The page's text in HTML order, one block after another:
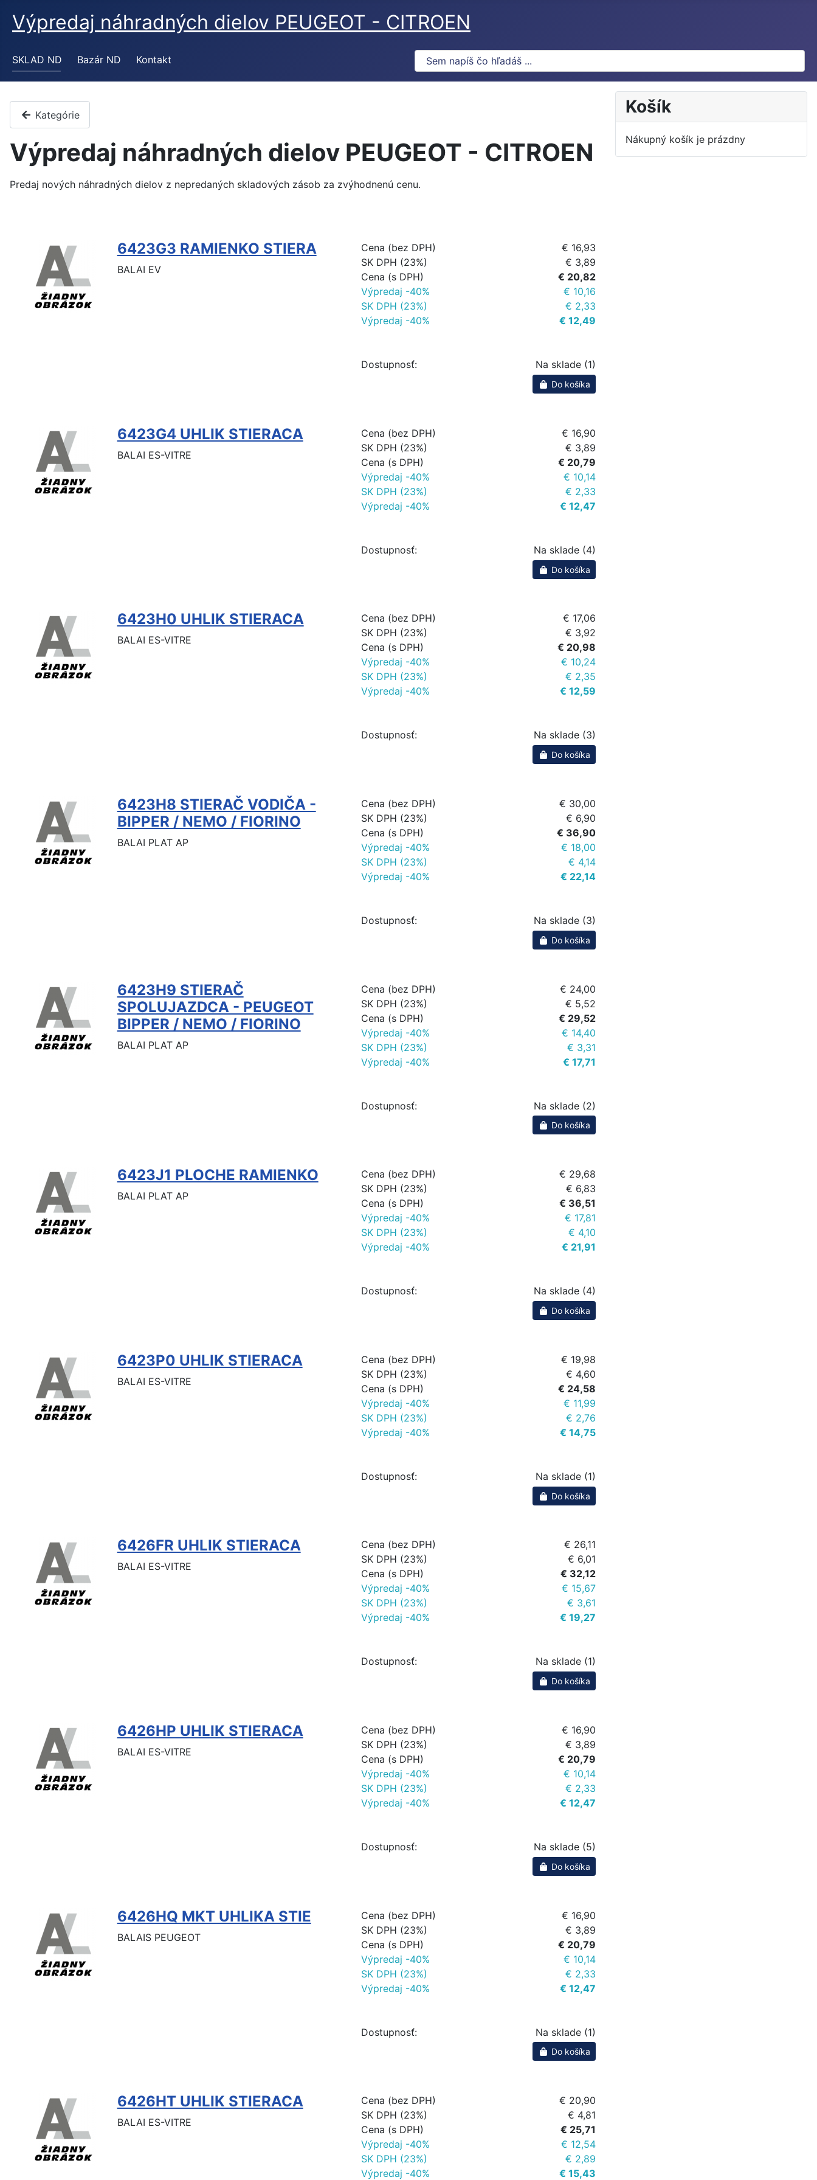
Výpredaj náhradných dielov PEUGEOT - CITROEN
SKLAD ND Bazár ND Kontakt
Kategórie
Výpredaj náhradných dielov PEUGEOT - CITROEN
Predaj nových náhradných dielov z nepredaných skladových zásob za zvýhodnenú cenu.
6423G3 RAMIENKO STIERA
BALAI EV
Cena (bez DPH)
€ 16,93
SK DPH (23%)
€ 3,89
Cena (s DPH)
€ 20,82
Výpredaj -40%
€ 10,16
SK DPH (23%)
€ 2,33
Výpredaj -40%
€ 12,49
Dostupnosť: Na sklade (1)
Do košíka
6423G4 UHLIK STIERACA
BALAI ES-VITRE
Cena (bez DPH)
€ 16,90
SK DPH (23%)
€ 3,89
Cena (s DPH)
€ 20,79
Výpredaj -40%
€ 10,14
SK DPH (23%)
€ 2,33
Výpredaj -40%
€ 12,47
Dostupnosť: Na sklade (4)
Do košíka
6423H0 UHLIK STIERACA
BALAI ES-VITRE
Cena (bez DPH)
€ 17,06
SK DPH (23%)
€ 3,92
Cena (s DPH)
€ 20,98
Výpredaj -40%
€ 10,24
SK DPH (23%)
€ 2,35
Výpredaj -40%
€ 12,59
Dostupnosť: Na sklade (3)
Do košíka
6423H8 STIERAČ VODIČA -
BIPPER / NEMO / FIORINO
BALAI PLAT AP
Cena (bez DPH)
€ 30,00
SK DPH (23%)
€ 6,90
Cena (s DPH)
€ 36,90
Výpredaj -40%
€ 18,00
SK DPH (23%)
€ 4,14
Výpredaj -40%
€ 22,14
Dostupnosť: Na sklade (3)
Do košíka
6423H9 STIERAČ
SPOLUJAZDCA - PEUGEOT
BIPPER / NEMO / FIORINO
BALAI PLAT AP
Cena (bez DPH)
€ 24,00
SK DPH (23%)
€ 5,52
Cena (s DPH)
€ 29,52
Výpredaj -40%
€ 14,40
SK DPH (23%)
€ 3,31
Výpredaj -40%
€ 17,71
Dostupnosť: Na sklade (2)
Do košíka
6423J1 PLOCHE RAMIENKO
BALAI PLAT AP
Cena (bez DPH)
€ 29,68
SK DPH (23%)
€ 6,83
Cena (s DPH)
€ 36,51
Výpredaj -40%
€ 17,81
SK DPH (23%)
€ 4,10
Výpredaj -40%
€ 21,91
Dostupnosť: Na sklade (4)
Do košíka
6423P0 UHLIK STIERACA
BALAI ES-VITRE
Cena (bez DPH)
€ 19,98
SK DPH (23%)
€ 4,60
Cena (s DPH)
€ 24,58
Výpredaj -40%
€ 11,99
SK DPH (23%)
€ 2,76
Výpredaj -40%
€ 14,75
Dostupnosť: Na sklade (1)
Do košíka
6426FR UHLIK STIERACA
BALAI ES-VITRE
Cena (bez DPH)
€ 26,11
SK DPH (23%)
€ 6,01
Cena (s DPH)
€ 32,12
Výpredaj -40%
€ 15,67
SK DPH (23%)
€ 3,61
Výpredaj -40%
€ 19,27
Dostupnosť: Na sklade (1)
Do košíka
6426HP UHLIK STIERACA
BALAI ES-VITRE
Cena (bez DPH)
€ 16,90
SK DPH (23%)
€ 3,89
Cena (s DPH)
€ 20,79
Výpredaj -40%
€ 10,14
SK DPH (23%)
€ 2,33
Výpredaj -40%
€ 12,47
Dostupnosť: Na sklade (5)
Do košíka
6426HQ MKT UHLIKA STIE
BALAIS PEUGEOT
Cena (bez DPH)
€ 16,90
SK DPH (23%)
€ 3,89
Cena (s DPH)
€ 20,79
Výpredaj -40%
€ 10,14
SK DPH (23%)
€ 2,33
Výpredaj -40%
€ 12,47
Dostupnosť: Na sklade (1)
Do košíka
6426HT UHLIK STIERACA
BALAI ES-VITRE
Cena (bez DPH)
€ 20,90
SK DPH (23%)
€ 4,81
Cena (s DPH)
€ 25,71
Výpredaj -40%
€ 12,54
SK DPH (23%)
€ 2,89
Výpredaj -40%
€ 15,43
Košík
Nákupný košík je prázdny